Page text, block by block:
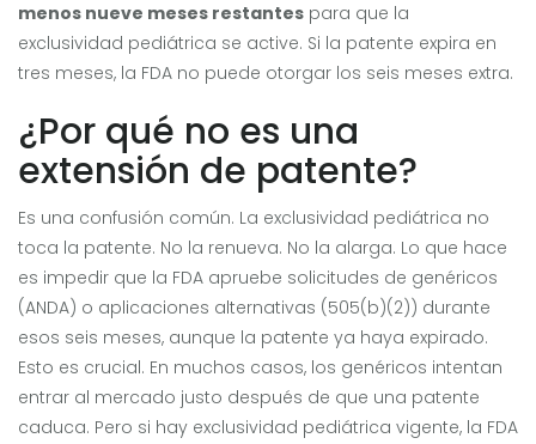
menos nueve meses restantes para que la
exclusividad pediátrica se active. Si la patente expira en
tres meses, la FDA no puede otorgar los seis meses extra.
¿Por qué no es una
extensión de patente?
Es una confusión común. La exclusividad pediátrica no
toca la patente. No la renueva. No la alarga. Lo que hace
es impedir que la FDA apruebe solicitudes de genéricos
(ANDA) o aplicaciones alternativas (505(b)(2)) durante
esos seis meses, aunque la patente ya haya expirado.
Esto es crucial. En muchos casos, los genéricos intentan
entrar al mercado justo después de que una patente
caduca. Pero si hay exclusividad pediátrica vigente, la FDA